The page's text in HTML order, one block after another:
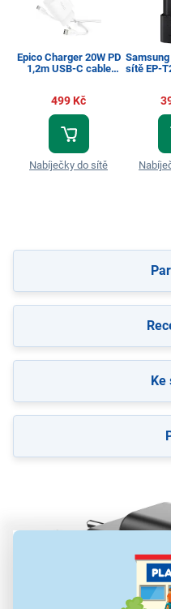
Epico Charger 20W PD
1,2m USB-C cable
499 Kč
Nabíječky do sítě
sítě EP-
Ke